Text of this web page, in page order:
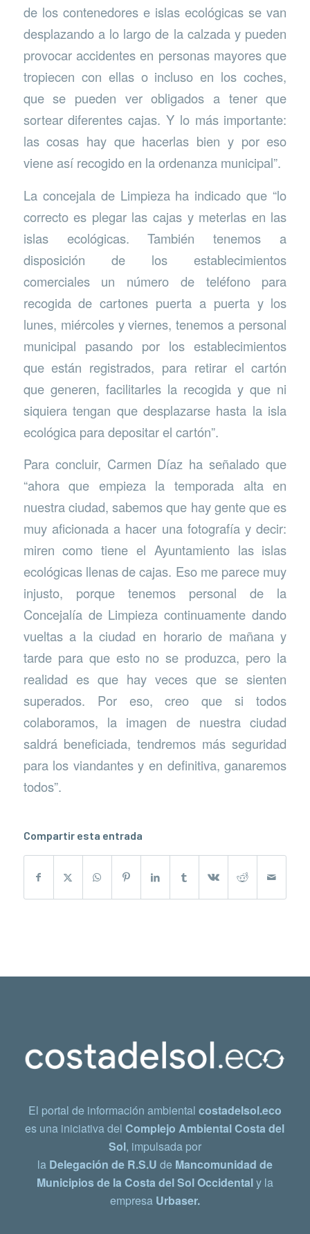
de los contenedores e islas ecológicas se van
desplazando a lo largo de la calzada y pueden
provocar accidentes en personas mayores que
tropiecen con ellas o incluso en los coches,
que se pueden ver obligados a tener que
sortear diferentes cajas. Y lo más importante:
las cosas hay que hacerlas bien y por eso
viene así recogido en la ordenanza municipal”.
La concejala de Limpieza ha indicado que “lo
correcto es plegar las cajas y meterlas en las
islas ecológicas. También tenemos a
disposición de los establecimientos
comerciales un número de teléfono para
recogida de cartones puerta a puerta y los
lunes, miércoles y viernes, tenemos a personal
municipal pasando por los establecimientos
que están registrados, para retirar el cartón
que generen, facilitarles la recogida y que ni
siquiera tengan que desplazarse hasta la isla
ecológica para depositar el cartón”.
Para concluir, Carmen Díaz ha señalado que
“ahora que empieza la temporada alta en
nuestra ciudad, sabemos que hay gente que es
muy aficionada a hacer una fotografía y decir:
miren como tiene el Ayuntamiento las islas
ecológicas llenas de cajas. Eso me parece muy
injusto, porque tenemos personal de la
Concejalía de Limpieza continuamente dando
vueltas a la ciudad en horario de mañana y
tarde para que esto no se produzca, pero la
realidad es que hay veces que se sienten
superados. Por eso, creo que si todos
colaboramos, la imagen de nuestra ciudad
saldrá beneficiada, tendremos más seguridad
para los viandantes y en definitiva, ganaremos
todos”.
Compartir esta entrada
El portal de información ambiental costadelsol.eco
es una iniciativa delComplejo Ambiental Costa del
Sol, impulsada por
la Delegación de R.S.U de Mancomunidad de
Municipios de la Costa del Sol Occidentaly la
empresa Urbaser.